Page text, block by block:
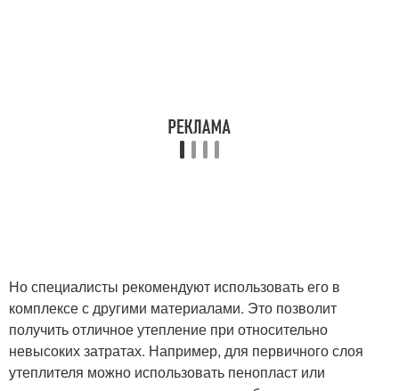
Но специалисты рекомендуют использовать его в
комплексе с другими материалами. Это позволит
получить отличное утепление при относительно
невысоких затратах. Например, для первичного слоя
утеплителя можно использовать пенопласт или